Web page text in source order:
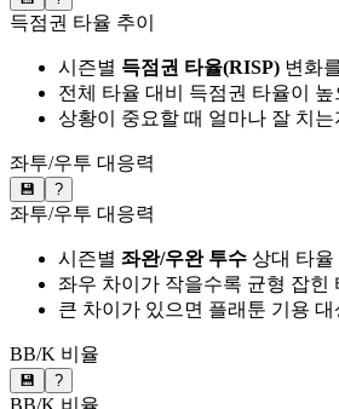
득점권 타율 추이
시즌별 득점권 타율(RISP) 변화
전체 타율 대비 득점권 타율이 높
상황이 중요할 때 얼마나 잘 치는
좌투/우투 대응력
💾 ?
좌투/우투 대응력
시즌별 좌완/우완 투수 상대 타율
좌우 차이가 작을수록 균형 잡힌
큰 차이가 있으면 플래툰 기용 대
BB/K 비율
💾 ?
BB/K 비율